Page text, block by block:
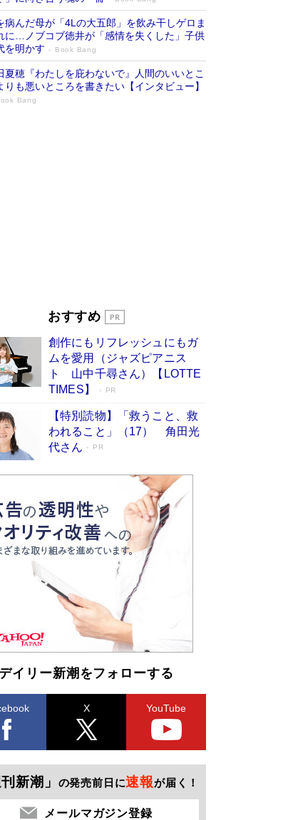
病んだ母が「4Lの大五郎」を飲み干しゲロま
に…ノブコブ徳井が「感情を失くした」子供
を明かす
Book Bang
夏穂『わたしを庇わないで』人間のいいとこ
りも悪いところを書きたい【インタビュー】
Bang
への関心を押し上げた18年の物語に幕 特装
Bang
氏、絶賛！ 鎌倉を舞台に、孤独を抱えた
が新たな一歩を踏み出す連作短篇集『海のほ
のプラネット』試し読み
おすすめ
創作にもリフレッシュにもガ
ムを愛用（ジャズピアニス
ト 山中千尋さん）【LOTTE
TIMES】
PR
【特別読物】「救うこと、救
われること」（17） 角田光
代さん
PR
デイリー新潮をフォローする
X YouTube
刊新潮」 の発売前日に速報が届く！
メールマガジン登録